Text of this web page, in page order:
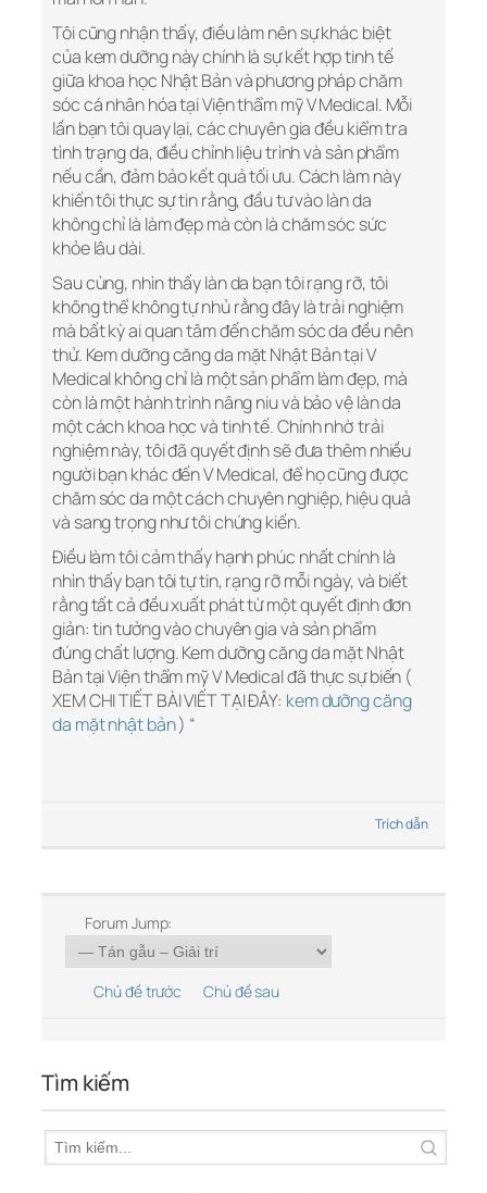
Tôi cũng nhận thấy, điều làm nên sự khác biệt
của kem dưỡng này chính là sự kết hợp tinh tế
giữa khoa học Nhật Bản và phương pháp chăm
sóc cá nhân hóa tại Viện thẩm mỹ V Medical. Mỗi
lần bạn tôi quay lại, các chuyên gia đều kiểm tra
tình trạng da, điều chỉnh liệu trình và sản phẩm
nếu cần, đảm bảo kết quả tối ưu. Cách làm này
khiến tôi thực sự tin rằng, đầu tư vào làn da
không chỉ là làm đẹp mà còn là chăm sóc sức
khỏe lâu dài.
Sau cùng, nhìn thấy làn da bạn tôi rạng rỡ, tôi
không thể không tự nhủ rằng đây là trải nghiệm
mà bất kỳ ai quan tâm đến chăm sóc da đều nên
thử. Kem dưỡng căng da mặt Nhật Bản tại V
Medical không chỉ là một sản phẩm làm đẹp, mà
còn là một hành trình nâng niu và bảo vệ làn da
một cách khoa học và tinh tế. Chính nhờ trải
nghiệm này, tôi đã quyết định sẽ đưa thêm nhiều
người bạn khác đến V Medical, để họ cũng được
chăm sóc da một cách chuyên nghiệp, hiệu quả
và sang trọng như tôi chứng kiến.
Điều làm tôi cảm thấy hạnh phúc nhất chính là
nhìn thấy bạn tôi tự tin, rạng rỡ mỗi ngày, và biết
rằng tất cả đều xuất phát từ một quyết định đơn
giản: tin tưởng vào chuyên gia và sản phẩm
đúng chất lượng. Kem dưỡng căng da mặt Nhật
Bản tại Viện thẩm mỹ V Medical đã thực sự biến (
XEM CHI TIẾT BÀI VIẾT TẠI ĐÂY: kem dưỡng căng
da mặt nhật bản) “
Trích dẫn
Forum Jump:
Chủ đề trước Chủ đề sau
Tìm kiếm